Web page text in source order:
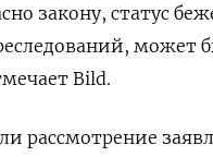
закону, статус
может
Bild.
рассмотрение